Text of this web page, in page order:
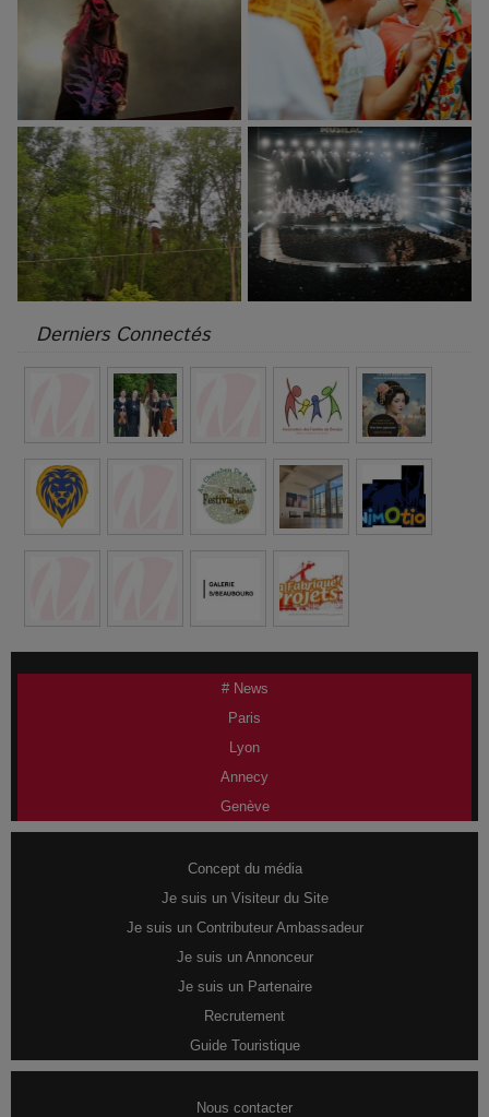
Derniers Connectés
# News
Paris
Lyon
Annecy
Genève
Concept du média
Je suis un Visiteur du Site
Je suis un Contributeur Ambassadeur
Je suis un Annonceur
Je suis un Partenaire
Recrutement
Guide Touristique
Nous contacter